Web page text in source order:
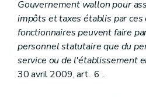
Gouvernement wallon pour
impôts et taxes établis par ces
fonctionnaires peuvent faire
personnel statutaire que du
service ou de l'établissement
30 avril 2009, art. 6 .